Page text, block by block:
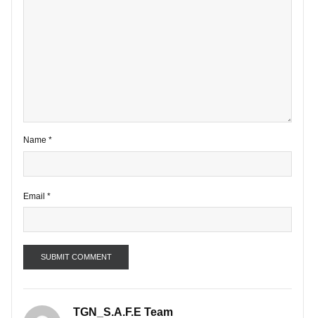
Name*
Email*